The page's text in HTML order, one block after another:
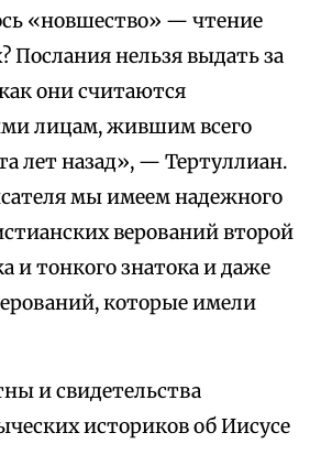
«новшество» — чтение
Послания нельзя выдать за
они считаются
лицам, жившим всего
лет назад», — Тертуллиан.
мы имеем надежного
верований второй
и тонкого знатока и даже
которые имели
и свидетельства
историков об Иисусе